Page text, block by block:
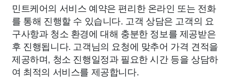
민트케어의 서비스 예약은 편리한 온라인 또는 전화
를 통해 진행할 수 있습니다. 고객 상담은 고객의 요
구사항과 청소 환경에 대해 충분한 정보를 제공받은
후 진행됩니다. 고객님의 요청에 맞추어 가격 견적을
제공하며, 청소 진행일정과 필요한 시간 등을 상담하
여 최적의 서비스를 제공합니다.